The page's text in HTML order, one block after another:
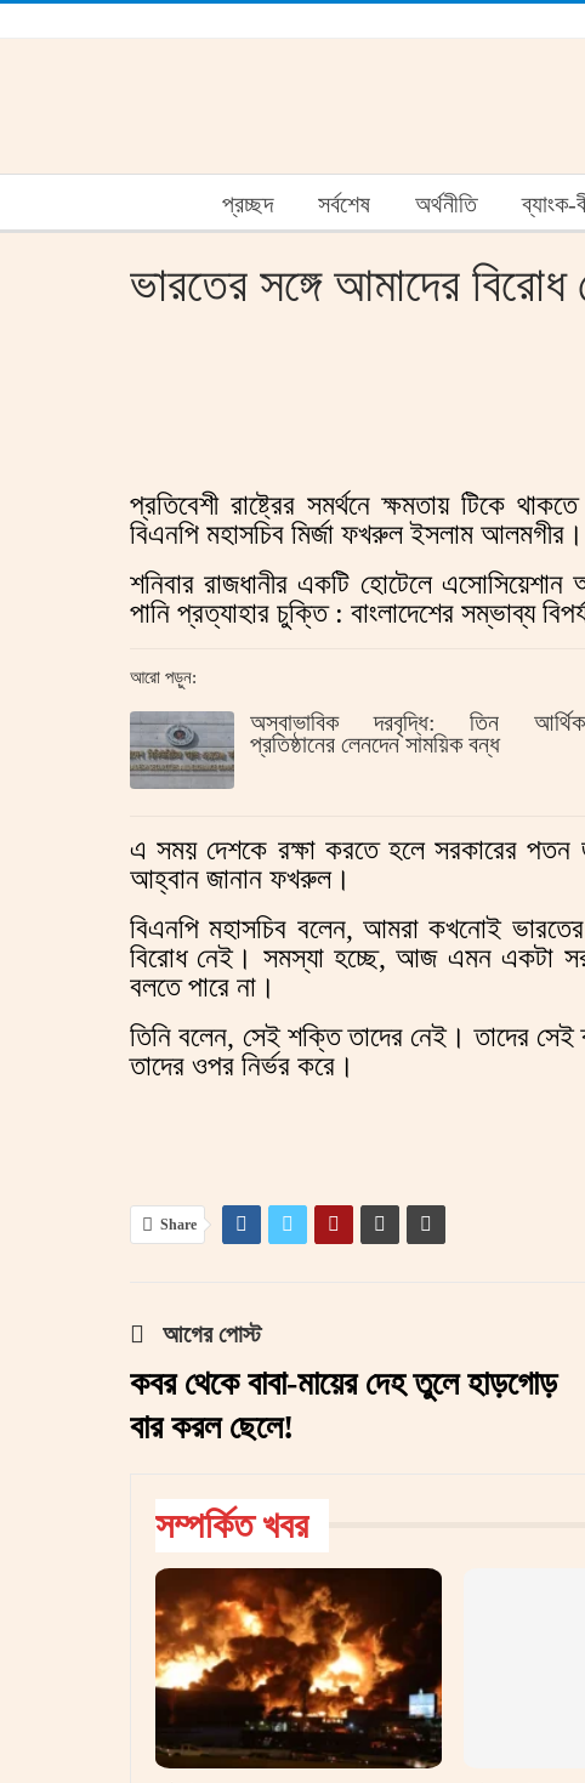
প্রচ্ছদ সর্বশেষ অর্থনীতি ব্যাংক-
ভারতের সঙ্গে আমাদের
প্রতিবেশী রাষ্ট্রের সমর্থনে ক্ষমতায় টিকে
বিএনপি মহাসচিব মির্জা ফখরুল ইসলাম আলমগীর।
শনিবার রাজধানীর একটি হোটেলে এসোসিয়েশান
পানি প্রত্যাহার চুক্তি : বাংলাদেশের সম্ভাব্য
আরো পড়ুন:
অস্বাভাবিক দরবৃদ্ধি: তিন আর্থিক
প্রতিষ্ঠানের লেনদেন সাময়িক বন্ধ
এ সময় দেশকে রক্ষা করতে হলে সরকারের
আহ্বান জানান ফখরুল।
বিএনপি মহাসচিব বলেন, আমরা কখনোই
বিরোধ নেই। সমস্যা হচ্ছে, আজ এমন একটা
বলতে পারে না।
তিনি বলেন, সেই শক্তি তাদের নেই। তাদের সেই
তাদের ওপর নির্ভর করে।
Share
আগের পোস্ট
কবর থেকে বাবা-মায়ের দেহ তুলে হাড়গোড়
বার করল ছেলে!
সম্পর্কিত খবর